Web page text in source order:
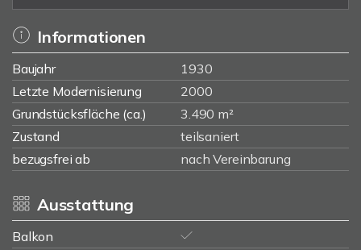
Informationen
Baujahr
1930
Letzte Modernisierung
2000
Grundstücksfläche (ca.)
3.490 m²
Zustand
teilsaniert
bezugsfrei ab
nach Vereinbarung
Ausstattung
Balkon